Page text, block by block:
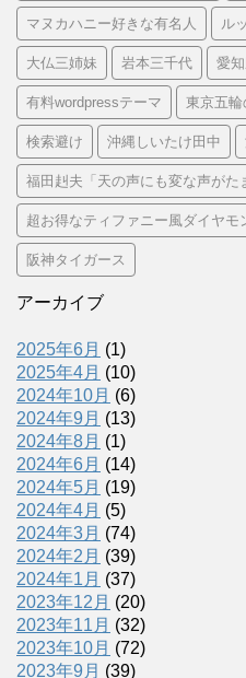
マヌカハニー好きな有名人 ル
大仏三姉妹 岩本三千代 愛
有料wordpressテーマ 東京五輪
検索避け 沖縄しいたけ田中
福田赳夫「天の声にも変な声がた
超お得なティファニー風ダイヤモ
阪神タイガース
アーカイブ
2025年6月 (1)
2025年4月 (10)
2024年10月 (6)
2024年9月 (13)
2024年8月 (1)
2024年6月 (14)
2024年5月 (19)
2024年4月 (5)
2024年3月 (74)
2024年2月 (39)
2024年1月 (37)
2023年12月 (20)
2023年11月 (32)
2023年10月 (72)
2023年9月 (39)